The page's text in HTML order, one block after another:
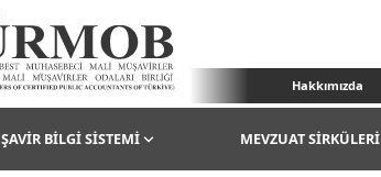
Hakkımızda
BİLGİ SİSTEMİ MEVZUAT SİRKÜLERİ